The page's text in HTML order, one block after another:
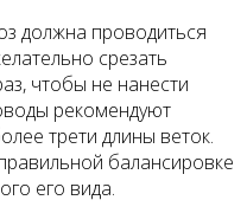
должна проводиться
срезать
чтобы не нанести
рекомендуют
трети длины веток.
балансировке
его вида.